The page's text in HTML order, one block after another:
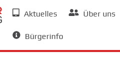
Aktuelles Über uns
Bürgerinfo